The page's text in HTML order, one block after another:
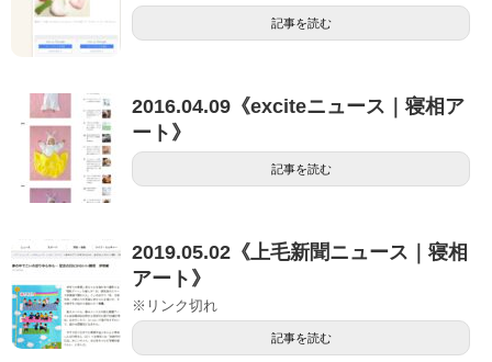
記事を読む
2016.04.09《exciteニュース｜寝相ア
ート》
記事を読む
2019.05.02《上毛新聞ニュース｜寝相
アート》
※リンク切れ
記事を読む